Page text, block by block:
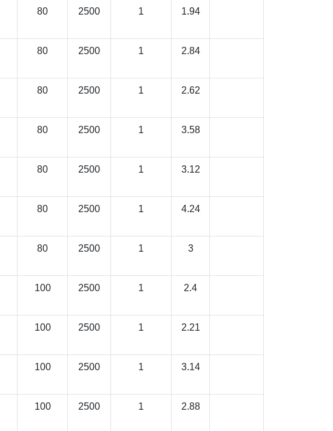
80 2500 1 1.94
80 2500 1 2.84
80 2500 1 2.62
80 2500 1 3.58
80 2500 1 3.12
80 2500 1 4.24
80 2500 1 3
100 2500 1 2.4
100 2500 1 2.21
100 2500 1 3.14
100 2500 1 2.88